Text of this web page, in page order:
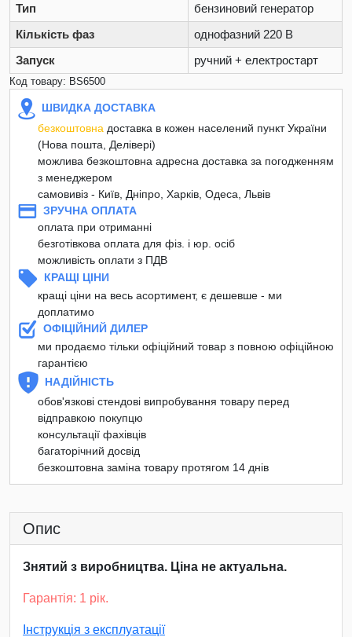
Тип
бензиновий генератор
Кількість фаз
однофазний 220 В
Запуск
ручний + електростарт
Код товару: BS6500
ШВИДКА ДОСТАВКА
безкоштовна доставка в кожен населений пункт України
(Нова пошта, Делівері)
можлива безкоштовна адресна доставка за погодженням
з менеджером
самовивіз - Київ, Дніпро, Харків, Одеса, Львів
ЗРУЧНА ОПЛАТА
оплата при отриманні
безготівкова оплата для фіз. і юр. осіб
можливість оплати з ПДВ
КРАЩІ ЦІНИ
кращі ціни на весь асортимент, є дешевше - ми
доплатимо
ОФІЦІЙНИЙ ДИЛЕР
ми продаємо тільки офіційний товар з повною офіційною
гарантією
НАДІЙНІСТЬ
обов'язкові стендові випробування товару перед
відправкою покупцю
консультації фахівців
багаторічний досвід
безкоштовна заміна товару протягом 14 днів
Опис
Знятий з виробництва. Ціна не актуальна.
Гарантія: 1 рік.
Інструкція з експлуатації